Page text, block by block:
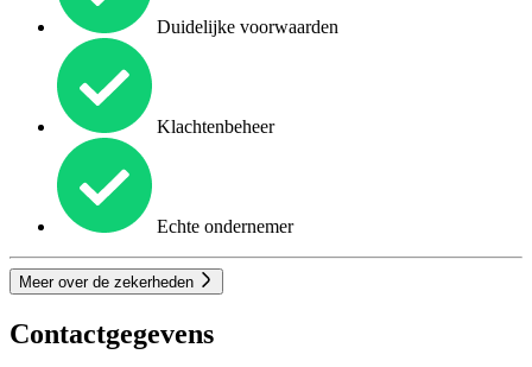
Duidelijke voorwaarden
Klachtenbeheer
Echte ondernemer
Meer over de zekerheden
Contactgegevens